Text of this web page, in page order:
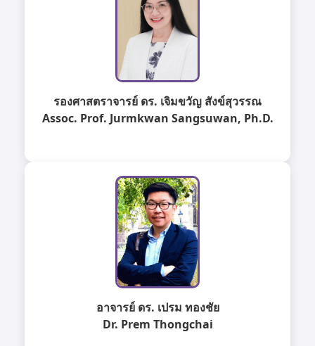
รองศาสตราจารย์ ดร. เจิมขวัญ สังข์สุวรรณ
Assoc. Prof. Jurmkwan Sangsuwan, Ph.D.
อาจารย์ ดร. เปรม ทองชัย
Dr. Prem Thongchai